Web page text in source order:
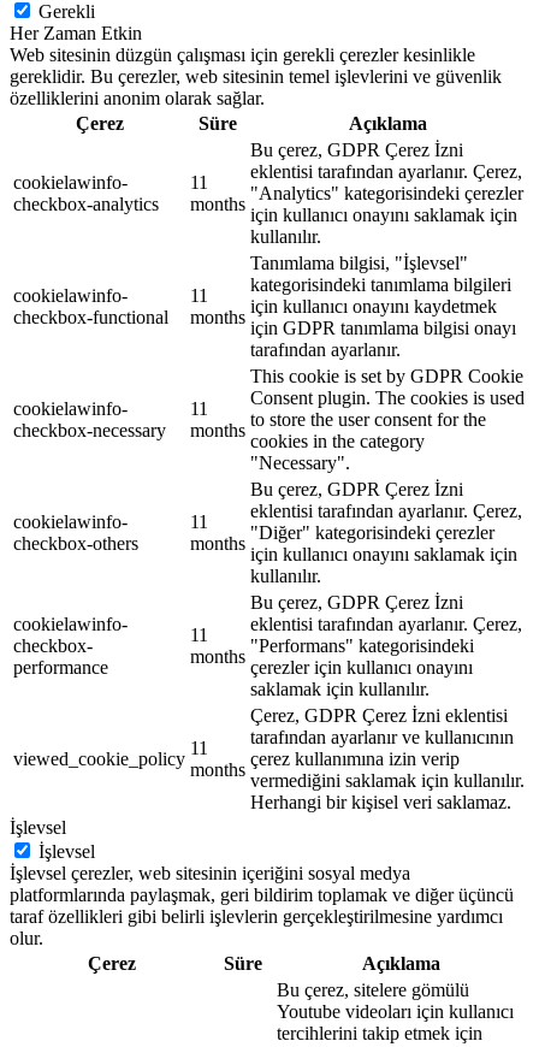
Gerekli
Her Zaman Etkin
Web sitesinin düzgün çalışması için gerekli çerezler kesinlikle
gereklidir. Bu çerezler, web sitesinin temel işlevlerini ve güvenlik
özelliklerini anonim olarak sağlar.
Çerez
Süre Açıklama
cookielawinfo-
checkbox-analytics
11
months
Bu çerez, GDPR Çerez İzni
eklentisi tarafından ayarlanır. Çerez,
"Analytics" kategorisindeki çerezler
için kullanıcı onayını saklamak için
kullanılır.
cookielawinfo-
checkbox-functional
11
months
Tanımlama bilgisi, "İşlevsel"
kategorisindeki tanımlama bilgileri
için kullanıcı onayını kaydetmek
için GDPR tanımlama bilgisi onayı
tarafından ayarlanır.
cookielawinfo-
checkbox-necessary
11
months
This cookie is set by GDPR Cookie
Consent plugin. The cookies is used
to store the user consent for the
cookies in the category
"Necessary".
cookielawinfo-
checkbox-others
11
months
Bu çerez, GDPR Çerez İzni
eklentisi tarafından ayarlanır. Çerez,
"Diğer" kategorisindeki çerezler
için kullanıcı onayını saklamak için
kullanılır.
cookielawinfo-
checkbox-
performance
11
months
Bu çerez, GDPR Çerez İzni
eklentisi tarafından ayarlanır. Çerez,
"Performans" kategorisindeki
çerezler için kullanıcı onayını
saklamak için kullanılır.
viewed_cookie_policy
11
months
Çerez, GDPR Çerez İzni eklentisi
tarafından ayarlanır ve kullanıcının
çerez kullanımına izin verip
vermediğini saklamak için kullanılır.
Herhangi bir kişisel veri saklamaz.
İşlevsel
İşlevsel
İşlevsel çerezler, web sitesinin içeriğini sosyal medya
platformlarında paylaşmak, geri bildirim toplamak ve diğer üçüncü
taraf özellikleri gibi belirli işlevlerin gerçekleştirilmesine yardımcı
olur.
Çerez
Süre Açıklama
Bu çerez, sitelere gömülü
Youtube videoları için kullanıcı
tercihlerini takip etmek için